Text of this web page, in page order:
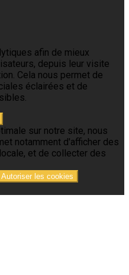
afin de mieux
depuis leur visite
Cela nous permet de
éclairées et de
sur notre site, nous
notamment d'afficher des
et de collecter des
Autoriser les cookies